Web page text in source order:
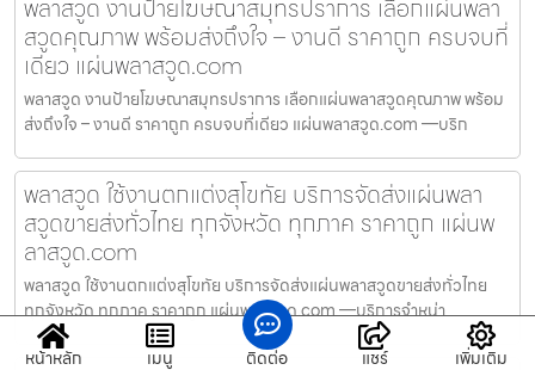
พลาสวูด งานป้ายโฆษณาสมุทรปราการ เลือกแผ่นพลา
สวูดคุณภาพ พร้อมส่งถึงใจ – งานดี ราคาถูก ครบจบที่
เดียว แผ่นพลาสวูด.com
พลาสวูด งานป้ายโฆษณาสมุทรปราการ เลือกแผ่นพลาสวูดคุณภาพ พร้อม
ส่งถึงใจ – งานดี ราคาถูก ครบจบที่เดียว แผ่นพลาสวูด.com —บริก
พลาสวูด ใช้งานตกแต่งสุโขทัย บริการจัดส่งแผ่นพลา
สวูดขายส่งทั่วไทย ทุกจังหวัด ทุกภาค ราคาถูก แผ่นพ
ลาสวูด.com
พลาสวูด ใช้งานตกแต่งสุโขทัย บริการจัดส่งแผ่นพลาสวูดขายส่งทั่วไทย
ทุกจังหวัด ทุกภาค ราคาถูก แผ่นพลาสวูด.com —บริการจำหน่า
หน้าหลัก เมนู ติดต่อ แชร์ เพิ่มเติม